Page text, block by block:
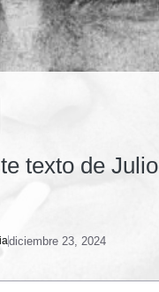
texto de Julio
diciembre 23, 2024